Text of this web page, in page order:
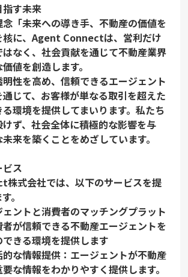
す未来
「未来への導き手、不動産の価値を
核に、Agent Connectは、営利だけ
なく、社会貢献を通じて不動産業界
値を創造します。
性を高め、信頼できるエージェント
じて、お客様が単なる取引を超えた
環境を提供してまいります。私たち
ず、社会全体に積極的な影響を与
来を築くことをめざしています。
ス
式会社では、以下のサービスを提
。
ェントと消費者のマッチングプラット
が信頼できる不動産エージェントを
きる環境を提供します
的な情報提供：エージェントが不動産
な情報をわかりやすく提供します。